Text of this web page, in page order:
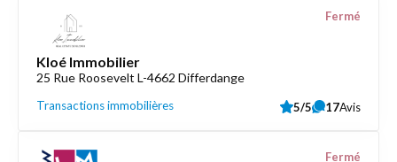
Kloé Immobilier
25 Rue Roosevelt L-4662 Differdange
Transactions immobilières
Fermé
5/5 17Avis
Fermé